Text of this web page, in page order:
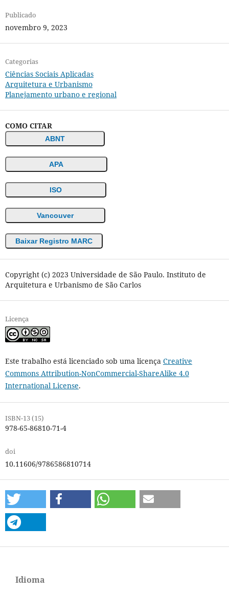
Publicado
novembro 9, 2023
Categorias
Ciências Sociais Aplicadas
Arquitetura e Urbanismo
Planejamento urbano e regional
COMO CITAR
ABNT
APA
ISO
Vancouver
Baixar Registro MARC
Copyright (c) 2023 Universidade de São Paulo. Instituto de
Arquitetura e Urbanismo de São Carlos
Licença
Este trabalho está licenciado sob uma licença Creative
Commons Attribution-NonCommercial-ShareAlike 4.0
International License.
ISBN-13 (15)
978-65-86810-71-4
doi
10.11606/9786586810714
Idioma